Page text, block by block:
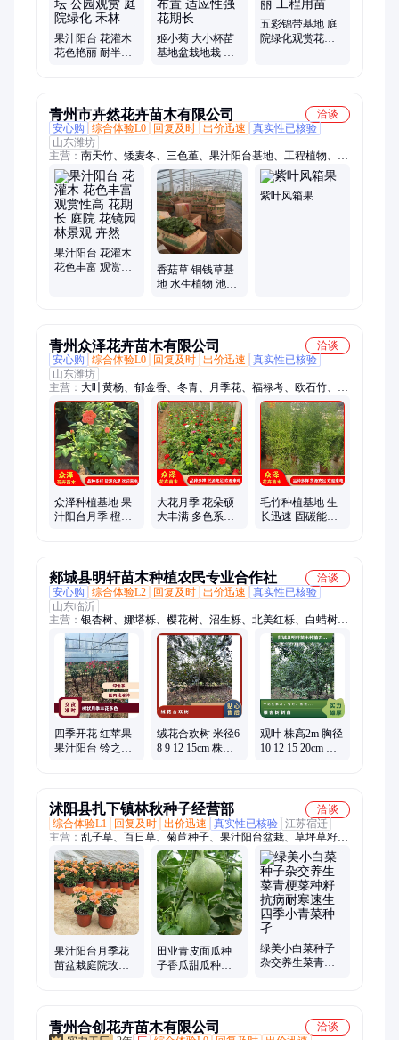
本植物、花叶芦竹小苗、羽衣甘蓝杯苗、肉质草本植物、花叶芒
供应商、花镜植物
果汁阳台 花灌木
花色艳丽 耐半阴
姬小菊 大小杯苗
基地盆栽地栽 花
五彩锦带基地 庭
院绿化观赏花卉
青州市卉然花卉苗木有限公司
洽谈
安心购
综合体验L0 回复及时 出价迅速
真实性已核验
山东潍坊
主营： 南天竹、矮麦冬、三色堇、果汁阳台基地、工程植物、八
角金盘、羽衣甘蓝、八宝景天、景天杯苗、绿化工程苗、无尽夏
绣球、狼尾草小苗、丛生福禄考、彩叶草小苗、金叶石菖蒲、独
杆北海道黄杨、花镜植物
果汁阳台 花灌木
花色丰富 观赏性
香菇草 铜钱草基
地 水生植物 池塘
紫叶风箱果
青州众泽花卉苗木有限公司
洽谈
安心购
综合体验L0 回复及时 出价迅速
真实性已核验
山东潍坊
主营： 大叶黄杨、郁金香、冬青、月季花、福禄考、欧石竹、鸢
尾、小龙柏
众泽种植基地 果
汁阳台月季 橙黄
大花月季 花朵硕
大丰满 多色系观
毛竹种植基地 生
长迅速 固碳能力
郯城县明轩苗木种植农民专业合作社
洽谈
安心购
综合体验L2 回复及时 出价迅速
真实性已核验
山东临沂
主营： 银杏树、娜塔栎、樱花树、沼生栎、北美红栎、白蜡树、
法桐、柿子树、石榴树、美国红枫、国槐、海棠、五角枫、合
欢、鸡爪槭、日本红枫、元宝枫、彩叶豆梨、晚樱、早樱、绿化
树苗、庭院植物、海棠花瓶、银杏小苗
四季开花 红苹果
果汁阳台 铃之妖
绒花合欢树 米径6
8 9 12 15cm 株高
观叶 株高2m 胸径
10 12 15 20cm 绿
沭阳县扎下镇林秋种子经营部
洽谈
综合体验L1
回复及时 出价迅速 真实性已核验 江苏宿迁
主营： 乱子草、百日草、菊苣种子、果汁阳台盆栽、草坪草籽、
波斯菊种子、白三叶种子、红三叶种子、进口紫云英种子
果汁阳台月季花
苗盆栽庭院玫瑰
田业青皮面瓜种
子香瓜甜瓜种籽
绿美小白菜种子
杂交养生菜青梗
青州合创花卉苗木有限公司
洽谈